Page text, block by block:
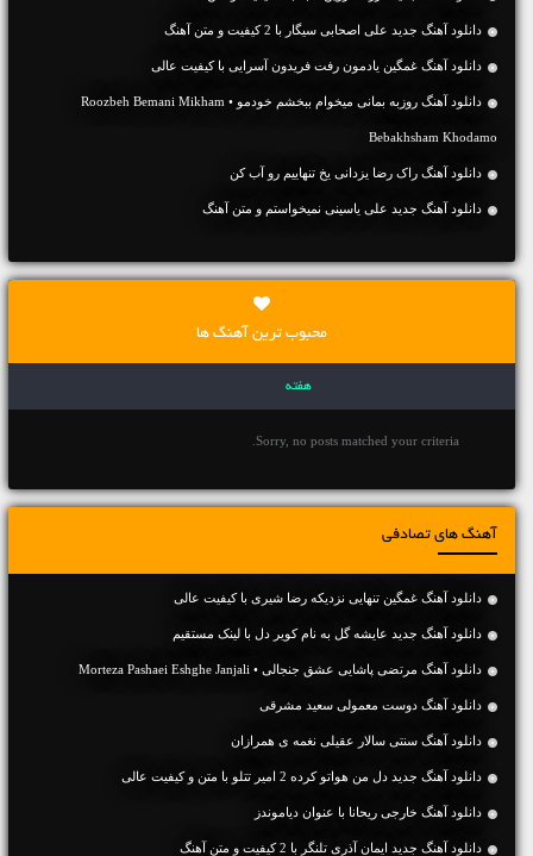
دانلود آهنگ جديد علی اصحابی سیگار با 2 کیفیت و متن آهنگ
دانلود آهنگ غمگین یادمون رفت فریدون آسرایی با کیفیت عالی
دانلود آهنگ روزبه بمانی میخوام ببخشم خودمو • Roozbeh Bemani Mikham
Bebakhsham Khodamo
دانلود آهنگ راک رضا یزدانی یخ تنهاییم رو آب کن
دانلود آهنگ جديد علی یاسینی نمیخواستم و متن آهنگ
محبوب ترین آهنگ ها
هفته
Sorry, no posts matched your criteria.
آهنگ های تصادفی
دانلود آهنگ غمگین تنهایی نزدیکه رضا شیری با کیفیت عالی
دانلود آهنگ جديد عایشه گل به نام کویر دل با لینک مستقیم
دانلود آهنگ مرتضی پاشایی عشق جنجالی • Morteza Pashaei Eshghe Janjali
دانلود آهنگ دوست معمولی سعید مشرقی
دانلود آهنگ سنتی سالار عقیلی نغمه ی همرازان
دانلود آهنگ جديد دل من هواتو کرده 2 امیر تتلو با متن و کیفیت عالی
دانلود آهنگ خارجی ریحانا با عنوان دیاموندز
دانلود آهنگ جديد ایمان آذری تلنگر با 2 کیفیت و متن آهنگ